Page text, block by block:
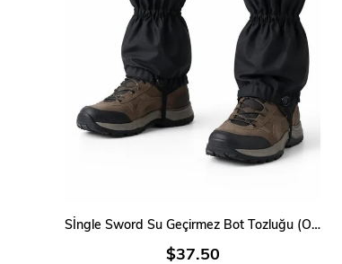
Sİngle Sword Su Geçirmez Bot Tozluğu (Outdoor Gaiter)
$37.50